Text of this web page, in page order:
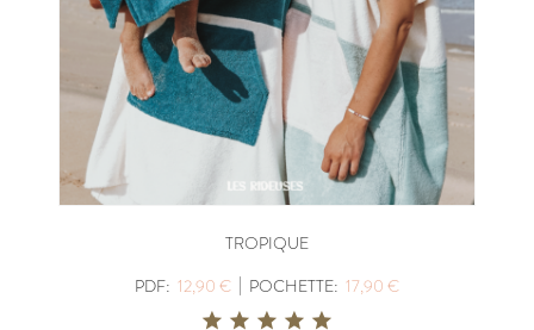
TROPIQUE
PDF: 12,90 € | POCHETTE: 17,90 €